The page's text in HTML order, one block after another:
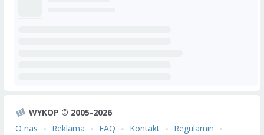
WYKOP © 2005-2026
O nas
Reklama FAQ Kontakt
Regulamin